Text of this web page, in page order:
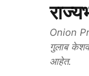
Onion
गुलाब
आहेत.